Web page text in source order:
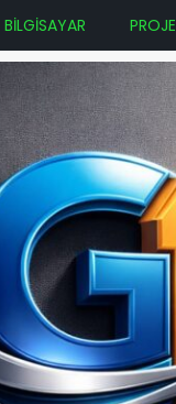
BİLGİSAYAR PROJE